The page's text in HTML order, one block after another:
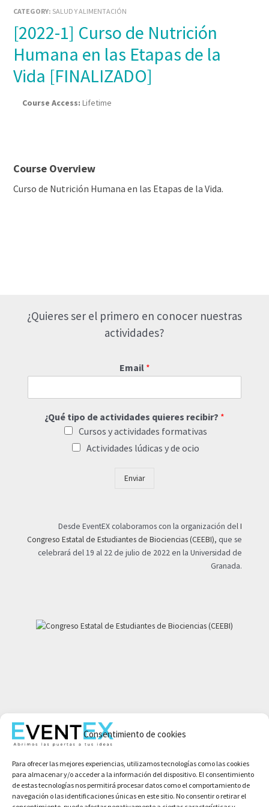
Consentimiento de cookies
Para ofrecer las mejores experiencias, utilizamos tecnologías como las cookies
para almacenar y/o acceder a la información del dispositivo. El consentimiento
de estas tecnologías nos permitirá procesar datos como el comportamiento de
navegación o las identificaciones únicas en este sitio. No consentir o retirar el
CATEGORY: SALUD Y ALIMENTACIÓN
[2022-1] Curso de Nutrición
Humana en las Etapas de la
Vida [FINALIZADO]
Course Access:Lifetime
Course Overview
Curso de Nutrición Humana en las Etapas de la Vida.
¿Quieres ser el primero en conocer nuestras
actividades?
Email *
¿Qué tipo de actividades quieres recibir? *
Cursos y actividades formativas
Actividades lúdicas y de ocio
Enviar
Desde EventEX colaboramos con la organización delI
Congreso Estatal de Estudiantes de Biociencias (CEEBI), que se
celebrará del 19 al 22 de julio de 2022 en la Universidad de
Granada.
Aviso legal
Política de privacidad
Condiciones de compra
Política de cookies